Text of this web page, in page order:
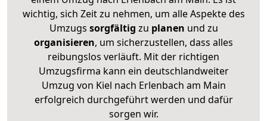
wichtig, sich Zeit zu nehmen, um alle Aspekte des
Umzugs sorgfältig zu planen und zu
organisieren, um sicherzustellen, dass alles
reibungslos verläuft. Mit der richtigen
Umzugsfirma kann ein deutschlandweiter
Umzug von Kiel nach Erlenbach am Main
erfolgreich durchgeführt werden und dafür
sorgen wir.